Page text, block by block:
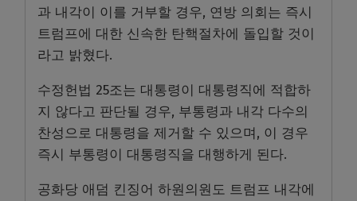
과 내각이 이를 거부할 경우, 연방 의회는 즉시
트럼프에 대한 신속한 탄핵절차에 돌입할 것이
라고 밝혔다.
수정헌법 25조는 대통령이 대통령직에 적합하
지 않다고 판단될 경우, 부통령과 내각 다수의
찬성으로 대통령을 제거할 수 있으며, 이 경우
즉시 부통령이 대통령직을 대행하게 된다.
공화당 애덤 킨징어 하원의원도 트럼프 내각에